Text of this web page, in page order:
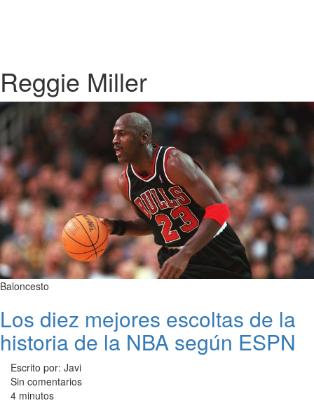
Reggie Miller
Baloncesto
Los diez mejores escoltas de la
historia de la NBA según ESPN
Escrito por: Javi
Sin comentarios
4 minutos